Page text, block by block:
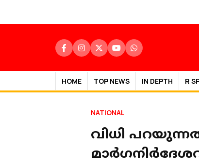
HOME TOP NEWS IN DEPTH R
NATIONAL
വിധി